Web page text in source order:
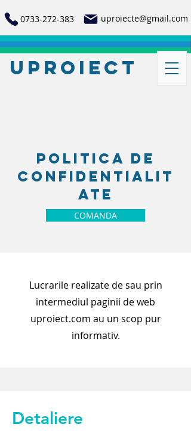
UProiect
0733-272-383 uproiecte@gmail.com
politica de
confidentialit
ate
COMANDA
Lucrarile realizate de sau prin
intermediul paginii de web
uproiect.com au un scop pur
informativ.
Detaliere